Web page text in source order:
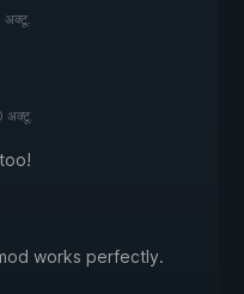
अक्टू.
अक्टू.
works perfectly.